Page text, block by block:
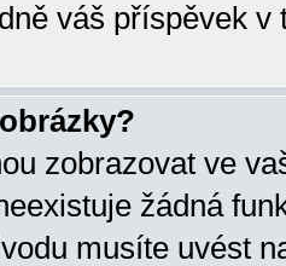
váš příspěvek v
zobrazovat ve
žádná
musíte uvést